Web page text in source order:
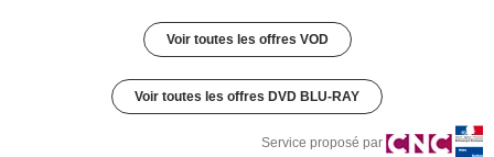
Voir toutes les offres VOD
Voir toutes les offres DVD BLU-RAY
Service proposé par